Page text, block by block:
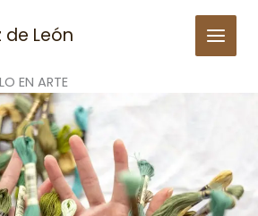
León
EN ARTE